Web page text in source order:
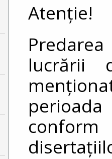
Atenţie!
lucrării